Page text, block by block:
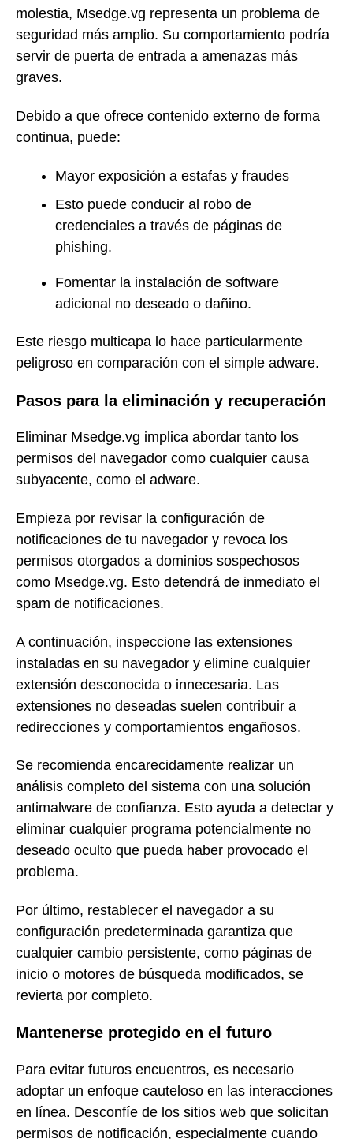
molestia, Msedge.vg representa un problema de
seguridad más amplio. Su comportamiento podría
servir de puerta de entrada a amenazas más
graves.
Debido a que ofrece contenido externo de forma
continua, puede:
Mayor exposición a estafas y fraudes
Esto puede conducir al robo de
credenciales a través de páginas de
phishing.
Fomentar la instalación de software
adicional no deseado o dañino.
Este riesgo multicapa lo hace particularmente
peligroso en comparación con el simple adware.
Pasos para la eliminación y recuperación
Eliminar Msedge.vg implica abordar tanto los
permisos del navegador como cualquier causa
subyacente, como el adware.
Empieza por revisar la configuración de
notificaciones de tu navegador y revoca los
permisos otorgados a dominios sospechosos
como Msedge.vg. Esto detendrá de inmediato el
spam de notificaciones.
A continuación, inspeccione las extensiones
instaladas en su navegador y elimine cualquier
extensión desconocida o innecesaria. Las
extensiones no deseadas suelen contribuir a
redirecciones y comportamientos engañosos.
Se recomienda encarecidamente realizar un
análisis completo del sistema con una solución
antimalware de confianza. Esto ayuda a detectar y
eliminar cualquier programa potencialmente no
deseado oculto que pueda haber provocado el
problema.
Por último, restablecer el navegador a su
configuración predeterminada garantiza que
cualquier cambio persistente, como páginas de
inicio o motores de búsqueda modificados, se
revierta por completo.
Mantenerse protegido en el futuro
Para evitar futuros encuentros, es necesario
adoptar un enfoque cauteloso en las interacciones
en línea. Desconfíe de los sitios web que solicitan
permisos de notificación, especialmente cuando